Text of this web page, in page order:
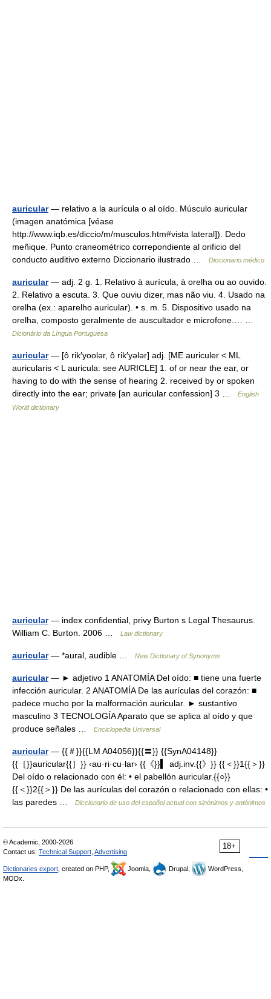
auricular— relativo a la aurícula o al oído. Músculo auricular
(imagen anatómica [véase
http://www.iqb.es/diccio/m/musculos.htm#vista lateral]). Dedo
meñique. Punto craneométrico correpondiente al orificio del
conducto auditivo externo Diccionario ilustrado …
Diccionario médico
auricular— adj. 2 g. 1. Relativo à aurícula, à orelha ou ao ouvido.
2. Relativo a escuta. 3. Que ouviu dizer, mas não viu. 4. Usado na
orelha (ex.: aparelho auricular). • s. m. 5. Dispositivo usado na
orelha, composto geralmente de auscultador e microfone.… …
Dicionário da Língua Portuguesa
auricular— [ô rik′yoolər, ô rik′yələr] adj. [ME auriculer < ML
auricularis < L auricula: see AURICLE] 1. of or near the ear, or
having to do with the sense of hearing 2. received by or spoken
directly into the ear; private [an auricular confession] 3 …
English
World dictionary
auricular— index confidential, privy Burton s Legal Thesaurus.
William C. Burton. 2006 …
Law dictionary
auricular— *aural, audible … New Dictionary of Synonyms
auricular— ► adjetivo 1 ANATOMÍA Del oído: ■ tiene una fuerte
infección auricular. 2 ANATOMÍA De las aurículas del corazón: ■
padece mucho por la malformación auricular. ► sustantivo
masculino 3 TECNOLOGÍA Aparato que se aplica al oído y que
produce señales …
Enciclopedia Universal
auricular— {{＃}}{{LM A04056}}{{〓}} {{SynA04148}}
{{［}}auricular{{］}} ‹au·ri·cu·lar› {{《}}▍ adj.inv.{{》}} {{＜}}1{{＞}}
Del oído o relacionado con él: • el pabellón auricular.{{○}}
{{＜}}2{{＞}} De las aurículas del corazón o relacionado con ellas: •
las paredes …
Diccionario de uso del español actual con sinónimos y antónimos
18+
© Academic, 2000-2026
Contact us: Technical Support Advertising
Dictionaries export , created on PHP, Joomla, Drupal,
WordPress,
MODx.